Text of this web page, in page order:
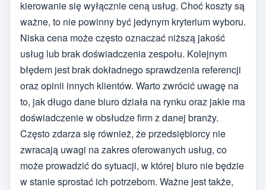
kierowanie się wyłącznie ceną usług. Choć koszty są
ważne, to nie powinny być jedynym kryterium wyboru.
Niska cena może często oznaczać niższą jakość
usług lub brak doświadczenia zespołu. Kolejnym
błędem jest brak dokładnego sprawdzenia referencji
oraz opinii innych klientów. Warto zwrócić uwagę na
to, jak długo dane biuro działa na rynku oraz jakie ma
doświadczenie w obsłudze firm z danej branży.
Często zdarza się również, że przedsiębiorcy nie
zwracają uwagi na zakres oferowanych usług, co
może prowadzić do sytuacji, w której biuro nie będzie
w stanie sprostać ich potrzebom. Ważne jest także,